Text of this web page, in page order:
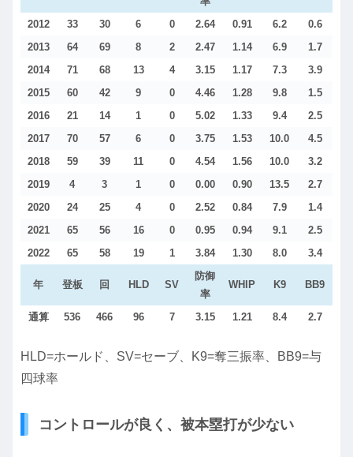
2012
33 30 6 0 2.64 0.91 6.2
0.6
2013
64 69 8 2 2.47 1.14 6.9
1.7
2014
71 68 13 4 3.15 1.17 7.3
3.9
2015
60 42 9 0 4.46 1.28 9.8
1.5
2016
21 14 1 0 5.02 1.33 9.4
2.5
2017
70 57 6 0 3.75 1.53 10.0
4.5
2018
59 39 11 0 4.54 1.56 10.0
3.2
2019
4 3 1 0 0.00 0.90 13.5
2.7
2020
24 25 4 0 2.52 0.84 7.9
1.4
2021
65 56 16 0 0.95 0.94 9.1
2.5
2022
65 58 19 1 3.84 1.30 8.0 3.4
年 登板 回 HLD SV
防御
率
WHIP K9 BB9
通算 536 466 96 7 3.15 1.21 8.4 2.7
HLD=ホールド、SV=セーブ、K9=奪三振率、BB9=与
四球率
コントロールが良く、被本塁打が少ない